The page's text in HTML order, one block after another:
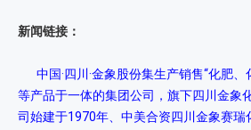
新闻链接：
中国·四川·金象股份集生产销售“化肥、
等产品于一体的集团公司，旗下四川金象
司始建于1970年、中美合资四川金象赛瑞